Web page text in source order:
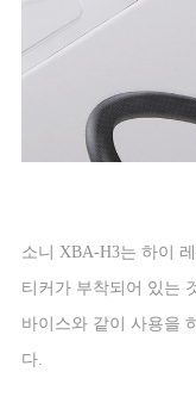
소니 XBA-H3는 하이
티커가 부착되어 있는
바이스와 같이 사용을
다